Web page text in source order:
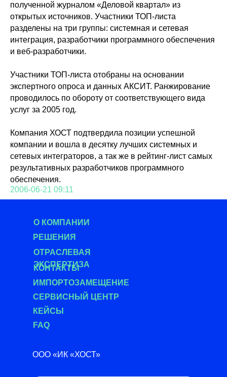
полученной журналом «Деловой квартал» из
открытых источников. Участники ТОП-листа
разделены на три группы: системная и сетевая
интеграция, разработчики программного обеспечения
и веб-разработчики.
Участники ТОП-листа отобраны на основании
экспертного опроса и данных АКСИТ. Ранжирование
проводилось по обороту от соответствующего вида
услуг за 2005 год.
Компания ХОСТ подтвердила позиции успешной
компании и вошла в десятку лучших системных и
сетевых интеграторов, а так же в рейтинг-лист самых
результативных разработчиков программного
обеспечения.
2006-06-21 09:11
ООО «ИК «ХОСТ»
О КОМПАНИИ
РЕШЕНИЯ
ОТРАСЛЕВАЯ
ЭКСПЕРТИЗА
КОНТАКТЫ
ИМПОРТОЗАМЕЩЕНИЕ
СЕРВИСНЫЙ ЦЕНТР
КЕЙСЫ
FAQ